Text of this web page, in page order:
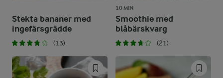
Stekta bananer med
ingefärsgrädde
(13)
10 MIN
Smoothie med
blåbärskvarg
(21)